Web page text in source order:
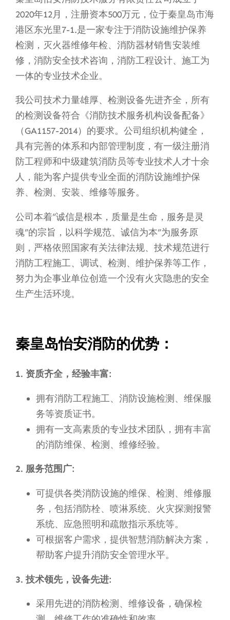
2020年12月，注册资本500万元，位于秦皇岛市海
港区东光里7-1.是一家专注于消防设施维护保养
检测，灭火器维修年检、消防器材销售安装维
修，消防安全技术咨询，消防工程设计、施工为
一体的专业技术企业。
我公司技术力量雄厚、检测设备先进齐全，所有
的检测设备符合《消防技术服务机构设备配备》
（GA1157-2014）的要求。公司组织机构健全，
具有完善的体系和内部管理制度，有一级注册消
防工程师和中级建筑消防员等专业技术人才十余
人，能为客户提供专业全面的消防设施维护保
养、检测、安装、维修等服务。
公司本着“诚信是根本，质量是生命，服务是灵
魂”的宗旨，以科学规范、诚信为本”为服务原
则，严格依照国家有关法律法规、技术规范进行
消防工程施工、调试、检测、维护保养等工作，
努力为企事业单位创造一个没有火灾隐患的安全
生产生活环境。
秦皇岛怡安消防的优势：
1. 资质齐全，经验丰富:
拥有消防工程施工、消防设施检测、维保服
务等资质证书。
拥有一支高素质的专业技术团队，拥有丰富
的消防维保、检测、维修经验。
2. 服务范围广:
可提供各类消防设施的维保、检测、维修服
务，包括消防栓、喷淋系统、火灾探测报警
系统、应急照明和疏散指示系统等。
可根据客户需求，提供智慧消防解决方案，
帮助客户提升消防安全管理水平。
3. 技术领先，设备先进:
采用先进的消防检测、维修设备，确保检